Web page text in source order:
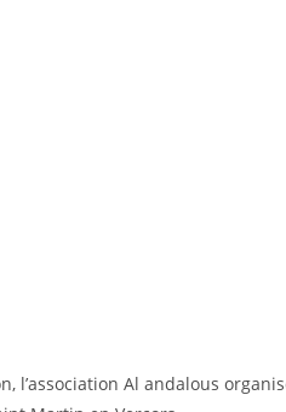
l’association Al andalous